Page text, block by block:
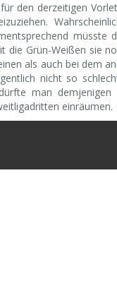
den derzeitigen
müsste
Grün-Weißen sie
als auch bei dem
nicht so
man
einräumen.